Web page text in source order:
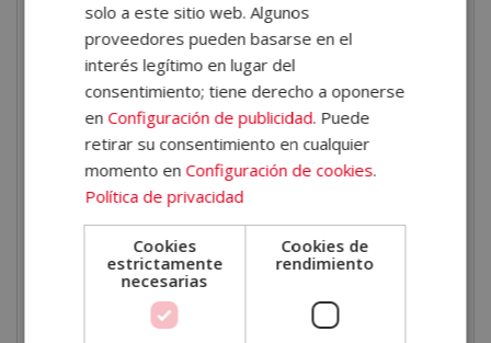
A lo largo de la formación, el alumno adquirirá
competencias clave engestión integral del
talento, desde el análisis de puestos hasta la
incorporación, formación y desarrollo de empleados.
Aprenderá las técnicas avanzadas de reclutamiento y
selección, el desarrollo de habilidades de liderazgo
transformación ycómo motivar equipos de
También se formará en
. Obtendrá recursos para mejorar la
solo a este sitio web. Algunos
proveedores pueden basarse en el
interés legítimo en lugar del
consentimiento; tiene derecho a oponerse
enConfiguración de publicidad. Puede
retirar su consentimiento en cualquier
momento enConfiguración de cookies.
Política de privacidad
Cookies
estrictamente
necesarias
Cookies de
rendimiento